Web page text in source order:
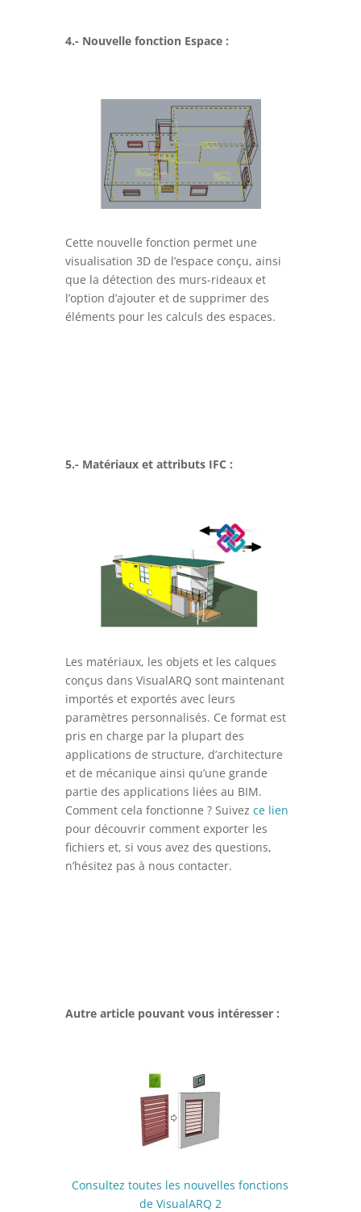
4.- Nouvelle fonction Espace :
Cette nouvelle fonction permet une
visualisation 3D de l’espace conçu, ainsi
que la détection des murs-rideaux et
l’option d’ajouter et de supprimer des
éléments pour les calculs des espaces.
5.- Matériaux et attributs IFC :
Les matériaux, les objets et les calques
conçus dans VisualARQ sont maintenant
importés et exportés avec leurs
paramètres personnalisés. Ce format est
pris en charge par la plupart des
applications de structure, d’architecture
et de mécanique ainsi qu’une grande
partie des applications liées au BIM.
Comment cela fonctionne ? Suivez ce lien
pour découvrir comment exporter les
fichiers et, si vous avez des questions,
n’hésitez pas à nous contacter.
Autre article pouvant vous intéresser :
Consultez toutes les nouvelles fonctions
de VisualARQ 2